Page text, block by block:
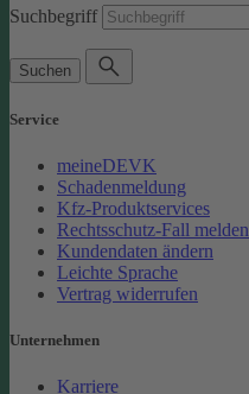
Suchbegriff
Suchen
Service
meineDEVK
Schadenmeldung
Kfz-Produktservices
Rechtsschutz-Fall melden
Kundendaten ändern
Leichte Sprache
Vertrag widerrufen
Unternehmen
Karriere